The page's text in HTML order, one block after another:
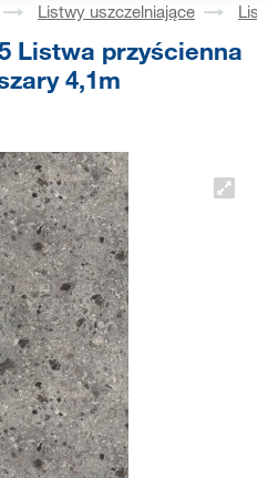
Listwy uszczelniające
Listwa przyścienna
4,1m